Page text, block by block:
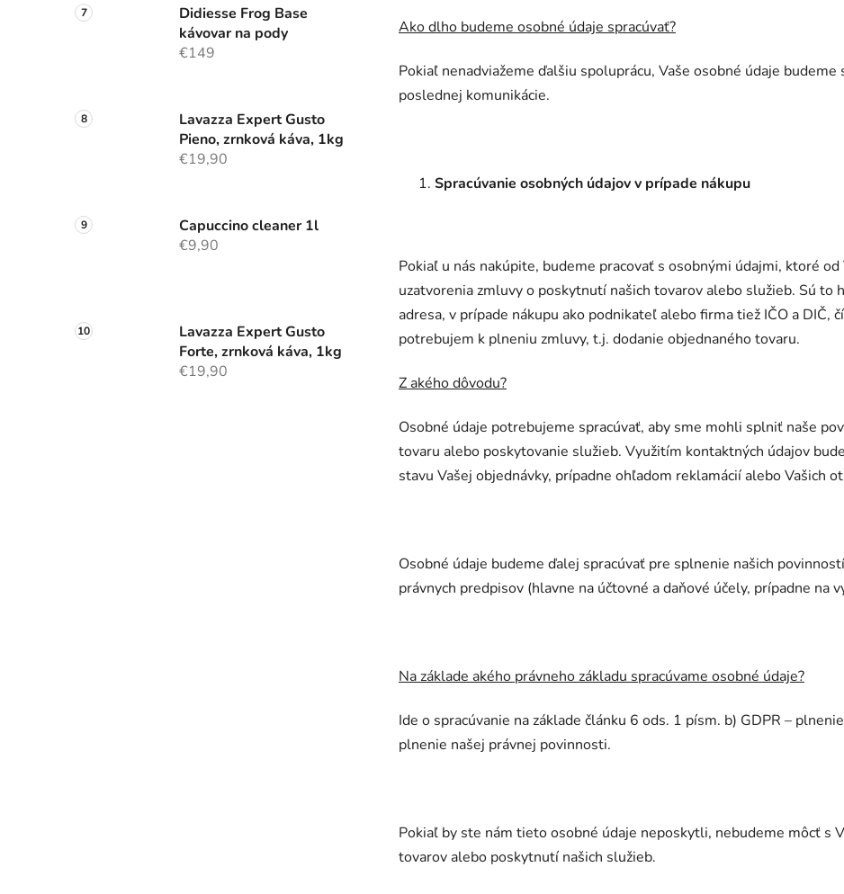
Didiesse Frog Base
kávovar na pody
€149
Lavazza Expert Gusto
Pieno, zrnková káva, 1kg
€19,90
Capuccino cleaner 1l
€9,90
Lavazza Expert Gusto
Forte, zrnková káva, 1kg
€19,90
Ako dlho budeme osobné údaje spracúvať?
Pokiaľ nenadviažeme ďalšiu spoluprácu, Vaše osobné údaje
poslednej komunikácie.
Spracúvanie osobných údajov v prípade nákupu
Pokiaľ u nás nakúpite, budeme pracovať s osobnými údajmi, ktoré
uzatvorenia zmluvy o poskytnutí našich tovarov alebo služieb. Sú to
adresa, v prípade nákupu ako podnikateľ alebo firma tiež IČO a
potrebujem k plneniu zmluvy, t.j. dodanie objednaného tovaru.
Z akého dôvodu?
Osobné údaje potrebujeme spracúvať, aby sme mohli splniť naše
tovaru alebo poskytovanie služieb. Využitím kontaktných údajov
stavu Vašej objednávky, prípadne ohľadom reklamácií alebo Vašich
Osobné údaje budeme ďalej spracúvať pre splnenie našich
právnych predpisov (hlavne na účtovné a daňové účely, prípadne na
Na základe akého právneho základu spracúvame osobné údaje?
Ide o spracúvanie na základe článku 6 ods. 1 písm. b) GDPR –
plnenie našej právnej povinnosti.
Pokiaľ by ste nám tieto osobné údaje neposkytli, nebudeme môcť s
tovarov alebo poskytnutí našich služieb.